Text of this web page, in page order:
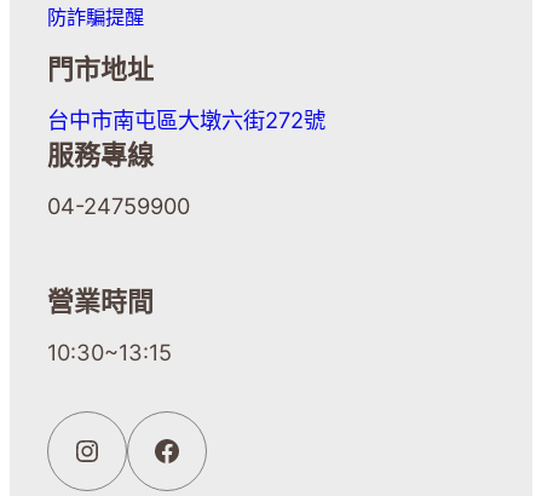
防詐騙提醒
門市地址
台中市南屯區大墩六街272號
服務專線
04-24759900
營業時間
10:30~13:15